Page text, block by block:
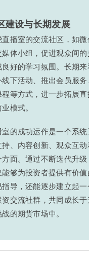
建设与长期发展
播室的交流社区，如微
体小组，促进观众间的
好的学习氛围。长期来
下活动、推出会员服
程等方式，进一步拓展
模式。
的成功运作是一个系
持、内容创新、观众互
面。通过不断迭代升级
够为投资者提供有价值
导，还能逐步建立起一
交流社群，共同成长
的期货市场中。